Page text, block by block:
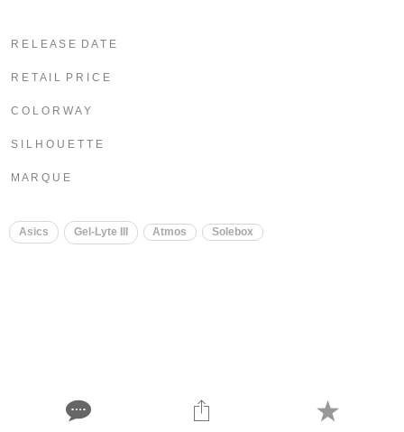
R E L E A S E D A T E
R E T A I L P R I C E
C O L O R W A Y
S I L H O U E T T E
M A R Q U E
Asics Gel-Lyte III Atmos Solebox